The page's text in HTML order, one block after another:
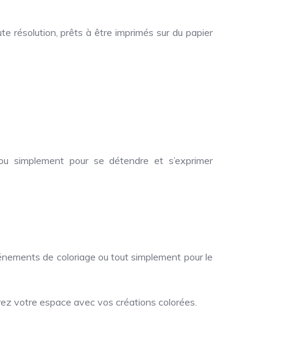
résolution, prêts à être imprimés sur du papier
simplement pour se détendre et s’exprimer
de coloriage ou tout simplement pour le
votre espace avec vos créations colorées.